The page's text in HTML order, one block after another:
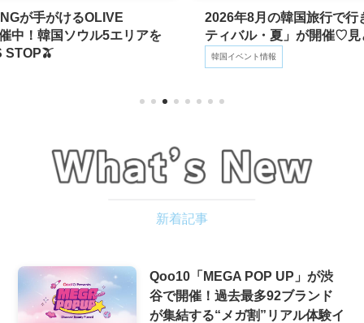
アを
2026年8月の韓国旅行で行きたい！「2026 漢江
ティバル・夏」が開催♡見どころ＆楽しみ方ま
Qoo10「MEGA POP UP」が渋
谷で開催！過去最多92ブランド
が集結する“メガ割”リアル体験イ